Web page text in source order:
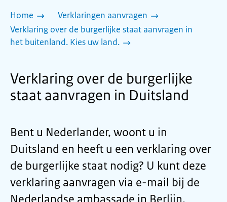
Home
Verklaringen aanvragen
Verklaring over de burgerlijke staat aanvragen in
het buitenland. Kies uw land.
Verklaring over de burgerlijke
staat aanvragen in Duitsland
Bent u Nederlander, woont u in
Duitsland en heeft u een verklaring over
de burgerlijke staat nodig? U kunt deze
verklaring aanvragen via e-mail bij de